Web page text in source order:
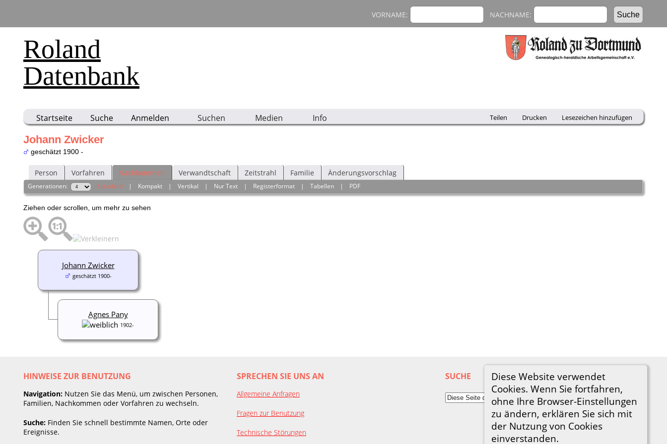
Roland
Datenbank
VORNAME: NACHNAME:
Startseite Suche Anmelden Suchen Medien Info Teilen Drucken Lesezeichen hinzufügen
Diese Website verwendet
Cookies. Wenn Sie fortfahren,
ohne Ihre Browser-Einstellungen
zu ändern, erklären Sie sich mit
der Nutzung von Cookies
einverstanden.
Johann Zwicker
geschätzt 1900 -
Person Vorfahren Nachkommen Verwandtschaft Zeitstrahl Familie Änderungsvorschlag
Generationen: Standard | Kompakt |Vertikal | Nur Text | Registerformat |Tabellen | PDF
Ziehen oder scrollen, um mehr zu sehen
Johann Zwicker
geschätzt 1900-
Agnes Pany
1902-
HINWEISE ZUR BENUTZUNG
Navigation: Nutzen Sie das Menü, um zwischen Personen,
Familien, Nachkommen oder Vorfahren zu wechseln.
Suche: Finden Sie schnell bestimmte Namen, Orte oder
Ereignisse.
SPRECHEN SIE UNS AN
Allgemeine Anfragen
Fragen zur Benutzung
Technische Störungen
SUCHE